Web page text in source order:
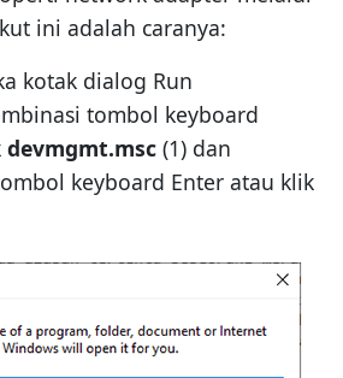
ini adalah caranya:
kotak dialog Run
tombol keyboard
devmgmt.msc(1) dan
keyboard Enter atau klik